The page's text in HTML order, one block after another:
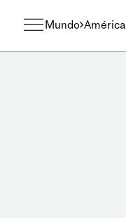
Mundo América